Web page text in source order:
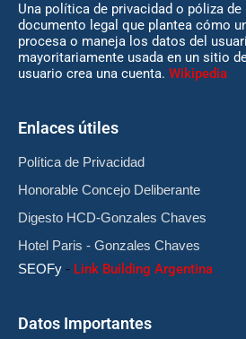
Una política de privacidad o póliza de
documento legal que plantea cómo
procesa o maneja los datos del
mayoritariamente usada en un sitio
usuario crea una cuenta. Wikipedia
Enlaces útiles
Política de Privacidad
Honorable Concejo Deliberante
Digesto HCD-Gonzales Chaves
Hotel Paris - Gonzales Chaves
SEOFy - Link Building Argentina
Datos Importantes